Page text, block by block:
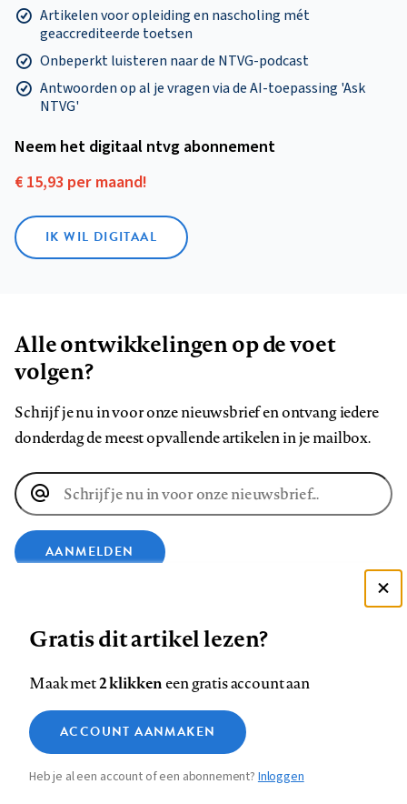
Artikelen voor opleiding en nascholing mét
geaccrediteerde toetsen
Onbeperkt luisteren naar de NTVG-podcast
Antwoorden op al je vragen via de AI-toepassing 'Ask
NTVG'
Neem het digitaal ntvg abonnement
€ 15,93 per maand!
IK WIL DIGITAAL
Alle ontwikkelingen op de voet
volgen?
Schrijf je nu in voor onze nieuwsbrief en ontvang iedere
donderdag de meest opvallende artikelen in je mailbox.
E-
mailadres
AANMELDEN
op
Facebook
op
LinkedIn
op
Bluesky
ons
op
InstagramYouTube
Footer
Contact Colofon Disclaimer Privacy
Medische vragen verdienen
betrouwbare antwoorden
Zie onze cookie policy
Analytische cookies
Marketing cookies
Gratis dit artikel lezen?
Maak met2 klikkeneen gratis account aan
ACCOUNT AANMAKEN
Heb je al een account of een abonnement?Inloggen